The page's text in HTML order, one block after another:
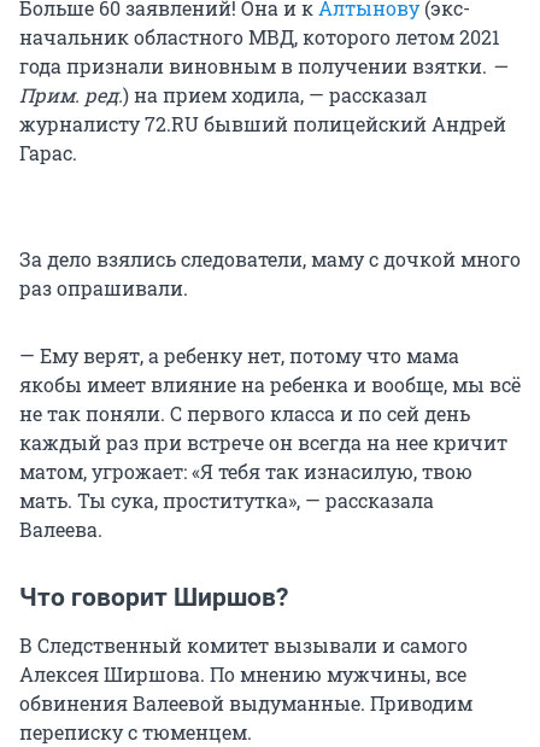
Больше 60 заявлений! Она и кАлтынову(экс-
начальник областного МВД, которого летом 2021
года признали виновным в получении взятки. —
Прим. ред.) на прием ходила, — рассказал
журналисту 72.RU бывший полицейский Андрей
Гарас.
За дело взялись следователи, маму с дочкой много
раз опрашивали.
— Ему верят, а ребенку нет, потому что мама
якобы имеет влияние на ребенка и вообще, мы всё
не так поняли. С первого класса и по сей день
каждый раз при встрече он всегда на нее кричит
матом, угрожает: «Я тебя так изнасилую, твою
мать. Ты сука, проститутка», — рассказала
Валеева.
Что говорит Ширшов?
В Следственный комитет вызывали и самого
Алексея Ширшова. По мнению мужчины, все
обвинения Валеевой выдуманные. Приводим
переписку с тюменцем.